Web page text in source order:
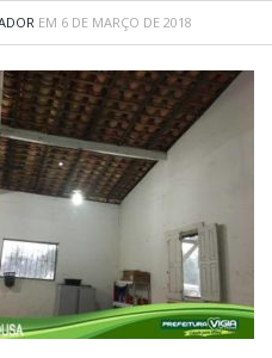
EM 6 DE MARÇO DE 2018